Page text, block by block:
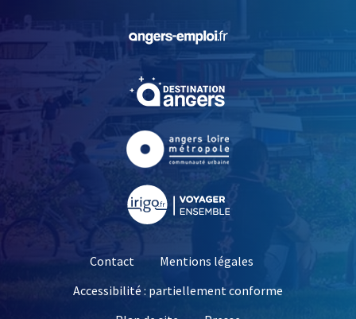
, Ouvre une nouvelle
, Ouvre une nouvelle
Contact
Mentions légales
Accessibilité : partiellement conforme